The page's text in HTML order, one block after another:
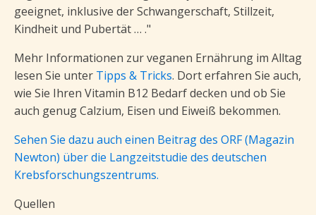
geeignet, inklusive der Schwangerschaft, Stillzeit,
Kindheit und Pubertät … ."
Mehr Informationen zur veganen Ernährung im Alltag
lesen Sie unter Tipps & Tricks. Dort erfahren Sie auch,
wie Sie Ihren Vitamin B12 Bedarf decken und ob Sie
auch genug Calzium, Eisen und Eiweiß bekommen.
Sehen Sie dazu auch einen Beitrag des ORF (Magazin
Newton) über die Langzeitstudie des deutschen
Krebsforschungszentrums.
Quellen